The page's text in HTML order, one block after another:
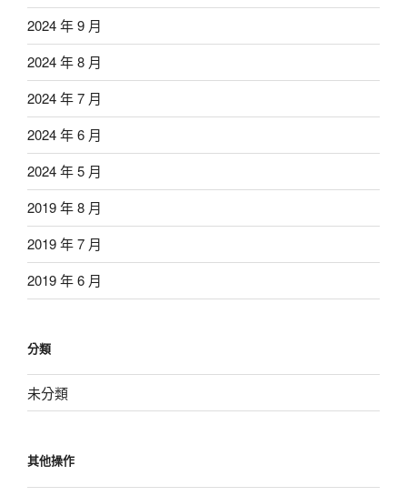
2024 年 9 月
2024 年 8 月
2024 年 7 月
2024 年 6 月
2024 年 5 月
2019 年 8 月
2019 年 7 月
2019 年 6 月
分類
未分類
其他操作